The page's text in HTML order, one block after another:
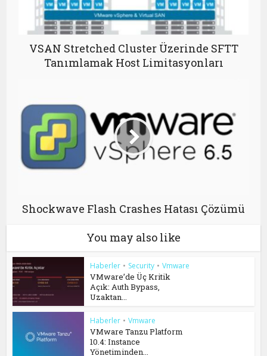
VSAN Stretched Cluster Üzerinde SFTT
Tanımlamak Host Limitasyonları
Shockwave Flash Crashes Hatası Çözümü
You may also like
Haberler • Security • Vmware
VMware’de Üç Kritik
Açık: Auth Bypass,
Uzaktan...
Haberler • Vmware
VMware Tanzu Platform
10.4: Instance
Yönetiminden...